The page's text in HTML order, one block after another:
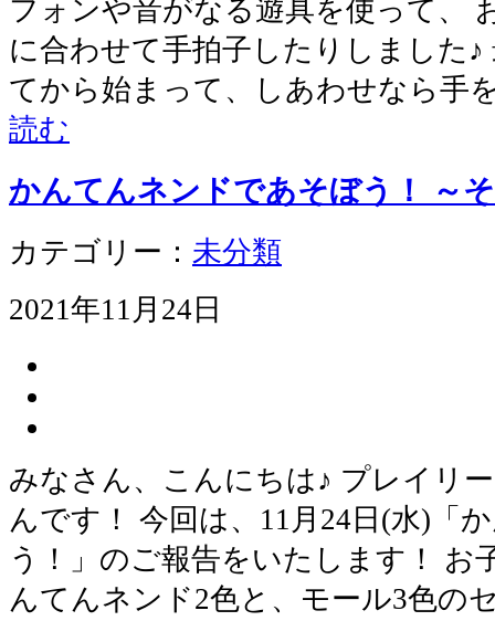
フォンや音がなる遊具を使って、
に合わせて手拍子したりしました
てから始まって、しあわせなら手
読む
かんてんネンドであそぼう！ ～
カテゴリー： 未分類
2021年11月24日
みなさん、こんにちは♪ プレイリ
んです！ 今回は、11月24日(水)「
う！」のご報告をいたします！ お
んてんネンド2色と、モール3色の